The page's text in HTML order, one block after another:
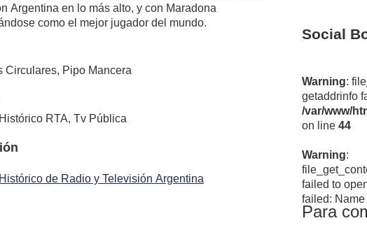
Argentina en lo más alto, y con Maradona
como el mejor jugador del mundo.
Circulares, Pipo Mancera
RTA, Tv Pública
de Radio y Televisión Argentina
Social
Warning: file_get_contents(): php_network_getaddresses:
getaddrinfo
/var/www/
on line 44
Warning:
failed to
failed:
/var/www/